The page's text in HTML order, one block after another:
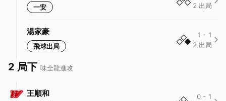
一安
2 出局
湯家豪
飛球出局
1 - 1
2 出局
2 局下 味全龍進攻
王順和 0 - 1